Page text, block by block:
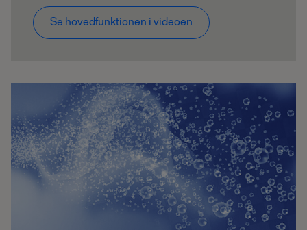
Se hovedfunktionen i videoen